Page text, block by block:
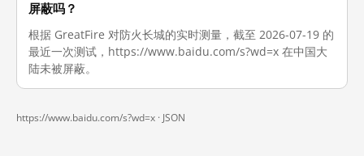
屏蔽吗？
根据 GreatFire 对防火长城的实时测量，截至 2026-07-19 的
最近一次测试，https://www.baidu.com/s?wd=x 在中国大
陆未被屏蔽。
https://www.baidu.com/s?wd=x · JSON